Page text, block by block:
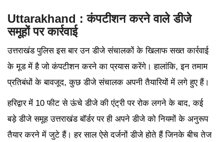
Uttarakhand : कंपटीशन करने वाले डीजे
समूहों पर कार्रवाई
उत्तराखंड पुलिस इस बार उन डीजे संचालकों के खिलाफ सख्त कार्रवाई
के मूड में है जो कंपटीशन करने का प्रयास करेंगे। हालांकि, इन तमाम
प्रतिबंधों के बावजूद, कुछ डीजे संचालक अपनी तैयारियों में लगे हुए हैं।
हरिद्वार में 10 फीट से ऊंचे डीजे की एंट्री पर रोक लगने के बाद, कई
बड़े डीजे समूह उत्तराखंड बॉर्डर पर ही अपने डीजे को नियमों के अनुरूप
तैयार करने में जुटे हैं। हर साल ऐसे दर्जनों डीजे होते हैं जिनके बीच तेज